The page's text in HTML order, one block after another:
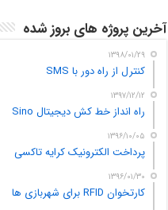
آخرین پروژه های بروز شده
۱۳۹۸/۰۱/۲۹
کنترل از راه دور با SMS
۱۳۹۷/۱۲/۱۲
راه انداز خط کش دیجیتال Sino
۱۳۹۶/۱۰/۰۵
پرداخت الکترونیک کرایه تاکسی
۱۳۹۶/۰۱/۳۰
کارتخوان RFID برای شهربازی ها